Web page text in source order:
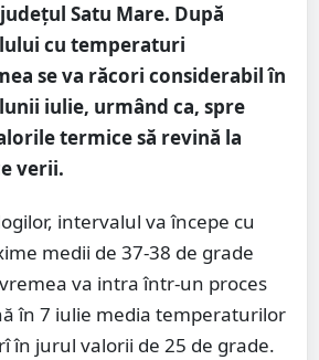
Satu Mare. După
cu temperaturi
se va răcori considerabil în
iulie, urmând ca, spre
termice să revină la
verii.
intervalul va începe cu
medii de 37-38 de grade
va intra într-un proces
în 7 iulie media temperaturilor
în jurul valorii de 25 de grade.